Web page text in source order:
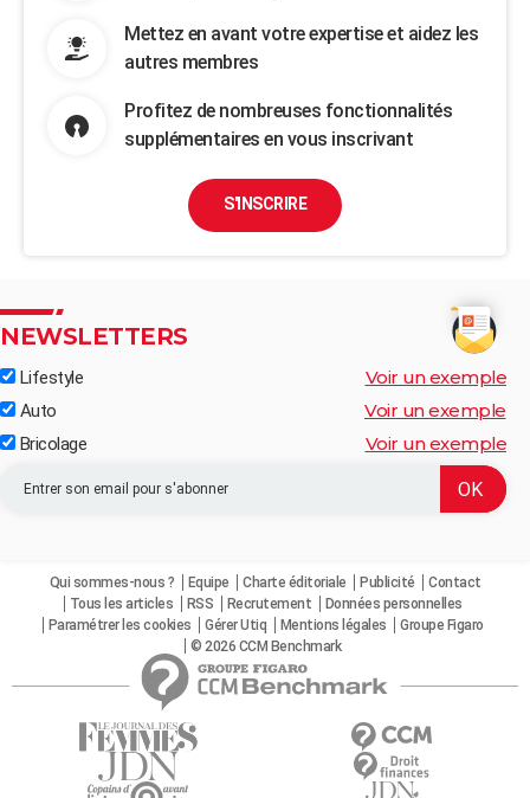
Mettez en avant votre expertise et aidez les
autres membres
Profitez de nombreuses fonctionnalités
supplémentaires en vous inscrivant
S'INSCRIRE
NEWSLETTERS
Lifestyle Voir un exemple
Auto Voir un exemple
Bricolage Voir un exemple
Qui sommes-nous ? Equipe Charte éditoriale Publicité
Contact
Tous les articles
RSS Recrutement
Données personnelles
Paramétrer les cookies
Gérer Utiq Mentions légales
Groupe Figaro
© 2026 CCM Benchmark